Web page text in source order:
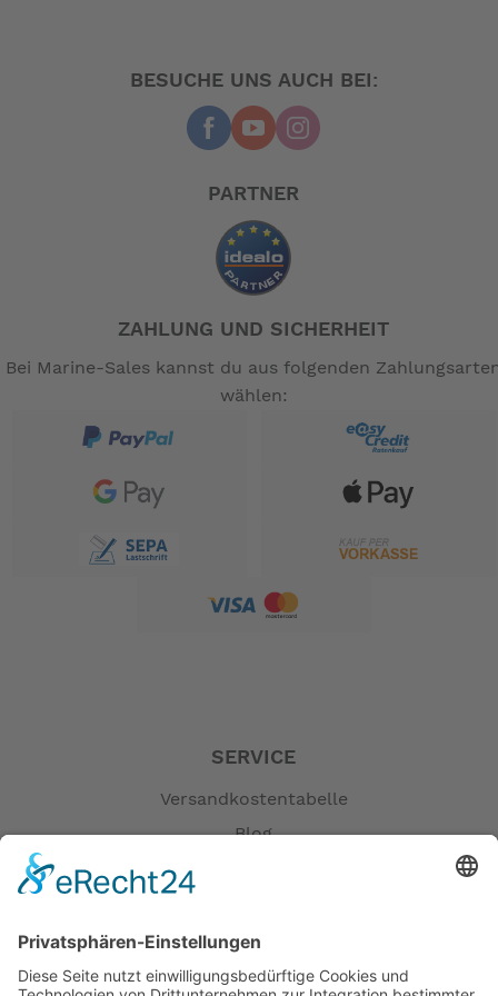
Unisex
Rahmenform:
Schaltungsmarke:
Shimano
Nexus
BESUCHE UNS AUCH BEI:
PARTNER
ZAHLUNG UND SICHERHEIT
Bei Marine-Sales kannst du aus folgenden
wählen:
SERVICE
Versandkostentabelle
Blog
Erklärung zur Barrierefreiheit
AGB
Öffnungszeiten